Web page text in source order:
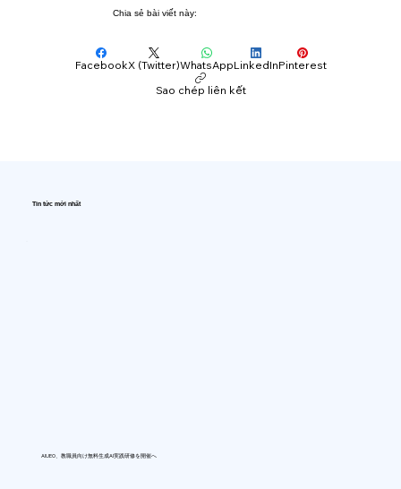
Chia sẻ bài viết này:
FacebookX (Twitter)WhatsAppLinkedInPinterest
Sao chép liên kết
Tin tức mới nhất
AIUEO、教職員向け無料生成AI実践研修を開催へ